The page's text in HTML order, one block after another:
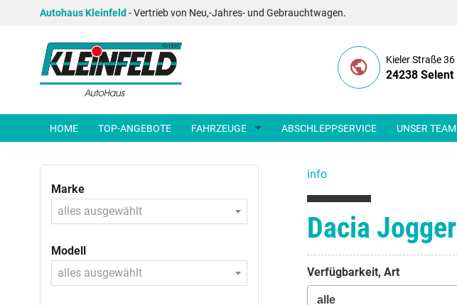
Autohaus Kleinfeld - Vertrieb von Neu,-Jahres- und Gebrauchtwagen.
Kieler Straße 36
24238 Selent
HOME TOP-ANGEBOTE FAHRZEUGE ABSCHLEPPSERVICE UNSER TEAM
info
Dacia Jogger
Verfügbarkeit, Art
Marke
alles ausgewählt
Modell
alles ausgewählt